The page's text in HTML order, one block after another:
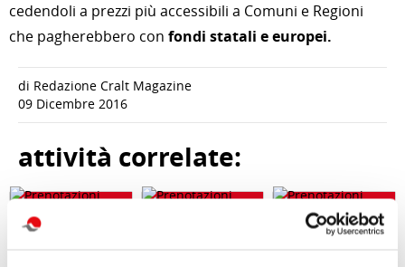
cedendoli a prezzi più accessibili a Comuni e Regioni
che pagherebbero con fondi statali e europei.
di Redazione Cralt Magazine
09 Dicembre 2016
attività correlate: